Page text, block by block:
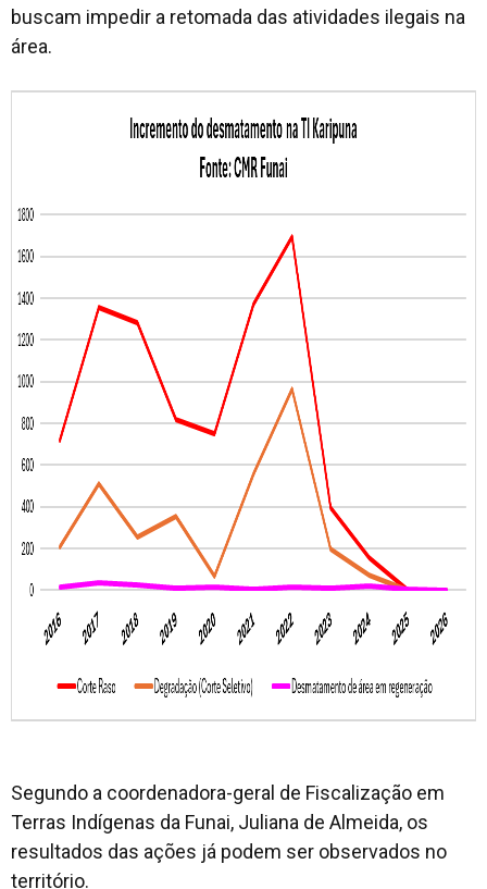
buscam impedir a retomada das atividades ilegais na
área.
Segundo a coordenadora-geral de Fiscalização em
Terras Indígenas da Funai, Juliana de Almeida, os
resultados das ações já podem ser observados no
território.